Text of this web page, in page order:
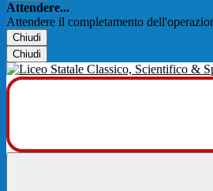
Attendere...
Attendere il completamento
Chiudi
Chiudi